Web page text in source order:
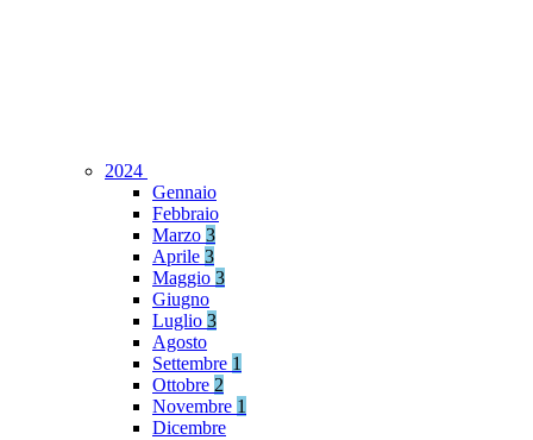
2024
Gennaio
Febbraio
Marzo 3
Aprile 3
Maggio 3
Giugno
Luglio 3
Agosto
Settembre 1
Ottobre 2
Novembre 1
Dicembre